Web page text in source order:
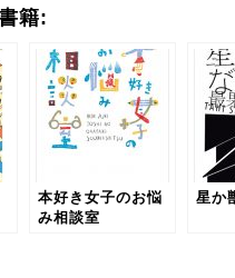
籍:
本好き女子のお悩
み相談室
星か